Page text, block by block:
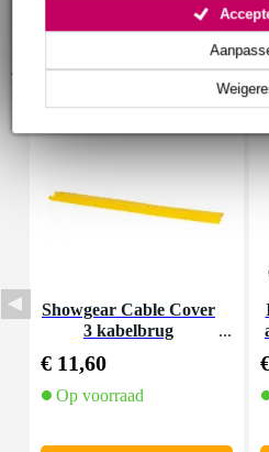
Accessoires (5)
Showgear Cable Cover
3 kabelbrug
€ 11,60
Op voorraad